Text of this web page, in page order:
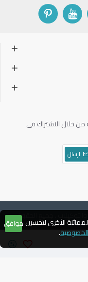
من خلال الاشتراك في
ارسال
دياموند للتجارة والتوكيلات ، جميع الحقوق
موافق الأخرى لتحسين
.